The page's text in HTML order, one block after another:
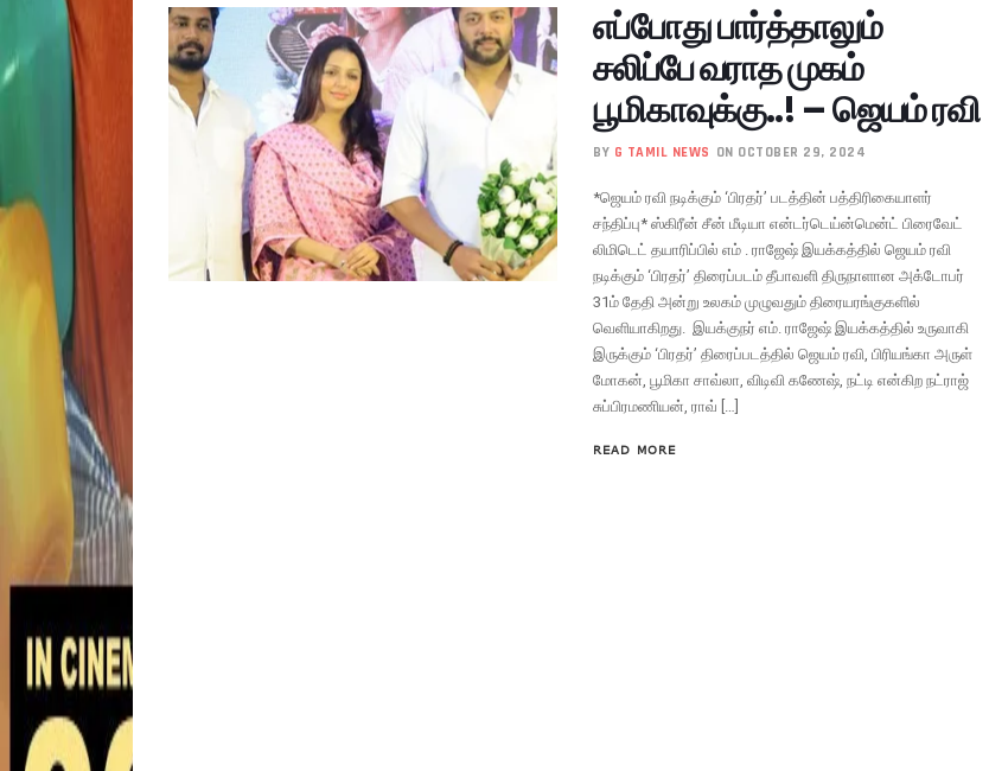
எப்போது பார்த்தாலும்
சலிப்பே வராத முகம்
பூமிகாவுக்கு..! – ஜெயம் ரவி
BY G TAMIL NEWS ON OCTOBER 29, 2024
*ஜெயம் ரவி நடிக்கும் ‘பிரதர்’ படத்தின் பத்திரிகையாளர்
சந்திப்பு* ஸ்கிரீன் சீன் மீடியா என்டர்டெய்ன்மென்ட் பிரைவேட்
லிமிடெட் தயாரிப்பில் எம் . ராஜேஷ் இயக்கத்தில் ஜெயம் ரவி
நடிக்கும் ‘பிரதர்’ திரைப்படம் தீபாவளி திருநாளான அக்டோபர்
31ம் தேதி அன்று உலகம் முழுவதும் திரையரங்குகளில்
வெளியாகிறது. இயக்குநர் எம். ராஜேஷ் இயக்கத்தில் உருவாகி
இருக்கும் ‘பிரதர்’ திரைப்படத்தில் ஜெயம் ரவி, பிரியங்கா அருள்
மோகன், பூமிகா சாவ்லா, விடிவி கணேஷ், நட்டி என்கிற நட்ராஜ்
சுப்பிரமணியன், ராவ் […]
READ MORE